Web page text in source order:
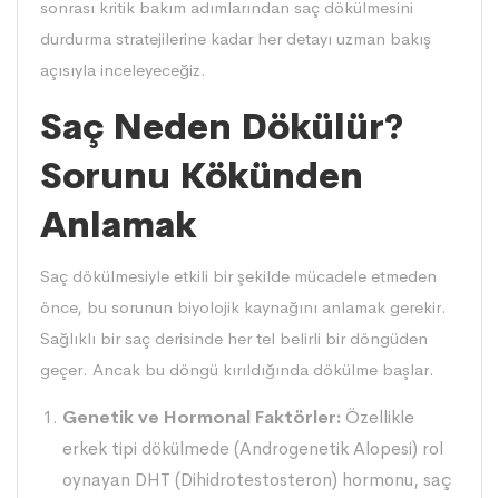
sonrası kritik bakım adımlarından saç dökülmesini
durdurma stratejilerine kadar her detayı uzman bakış
açısıyla inceleyeceğiz.
Saç Neden Dökülür?
Sorunu Kökünden
Anlamak
Saç dökülmesiyle etkili bir şekilde mücadele etmeden
önce, bu sorunun biyolojik kaynağını anlamak gerekir.
Sağlıklı bir saç derisinde her tel belirli bir döngüden
geçer. Ancak bu döngü kırıldığında dökülme başlar.
Genetik ve Hormonal Faktörler: Özellikle
erkek tipi dökülmede (Androgenetik Alopesi) rol
oynayan DHT (Dihidrotestosteron) hormonu, saç